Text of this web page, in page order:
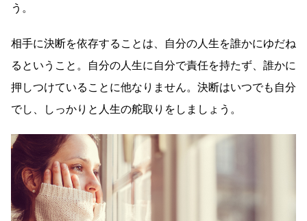
う。
相手に決断を依存することは、自分の人生を誰かにゆだね
るということ。自分の人生に自分で責任を持たず、誰かに
押しつけていることに他なりません。決断はいつでも自分
でし、しっかりと人生の舵取りをしましょう。